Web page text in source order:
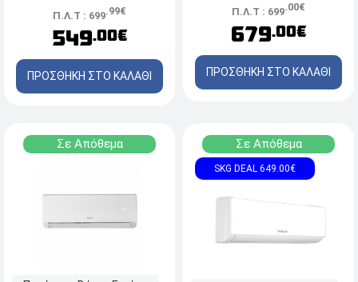
Ενεργειακή Κλάση Α++ /
Α+++
Π.Λ.Τ : 699.99€
549.00€
ΠΡΟΣΘΗΚΗ ΣΤΟ ΚΑΛΑΘΙ
ενεργειακή κλάση Α+++ /
Α+++
Π.Λ.Τ : 699.00€
679.00€
ΠΡΟΣΘΗΚΗ ΣΤΟ ΚΑΛΑΘΙ
Σε Απόθεμα Σε Απόθεμα
SKG DEAL 649.00€